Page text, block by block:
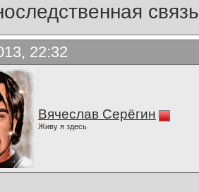
22:32
Вячеслав Серёгин
Живу я здесь